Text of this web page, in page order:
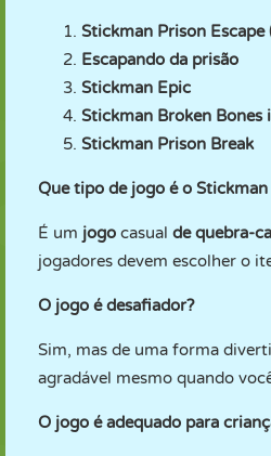
Stickman Prison Escape
Escapando da prisão
Stickman Epic
Stickman Broken Bones
Stickman Prison Break
Que tipo de jogo é o Stickman
É um jogo casual de quebra-
jogadores devem escolher o
O jogo é desafiador?
Sim, mas de uma forma
agradável mesmo quando
O jogo é adequado para